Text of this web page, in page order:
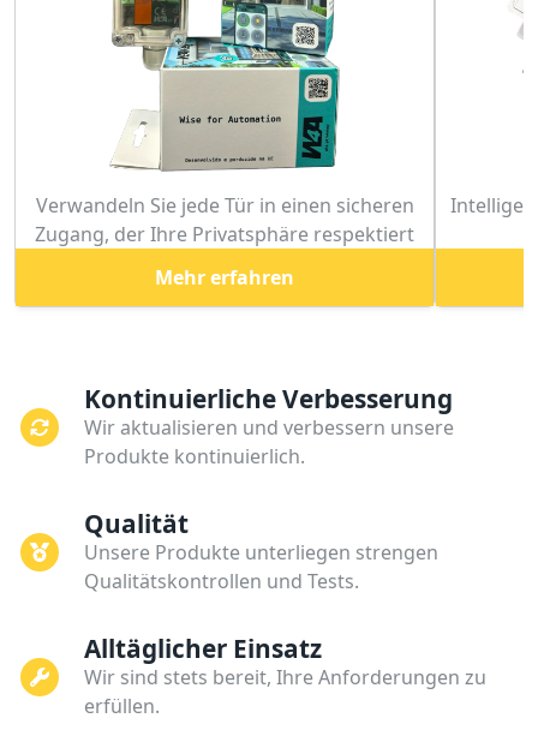
Verwandeln Sie jede Tür in einen sicheren
Zugang, der Ihre Privatsphäre respektiert
Mehr erfahren
Kontinuierliche Verbesserung
Wir aktualisieren und verbessern unsere
Produkte kontinuierlich.
Qualität
Unsere Produkte unterliegen strengen
Qualitätskontrollen und Tests.
Alltäglicher Einsatz
Wir sind stets bereit, Ihre Anforderungen zu
erfüllen.